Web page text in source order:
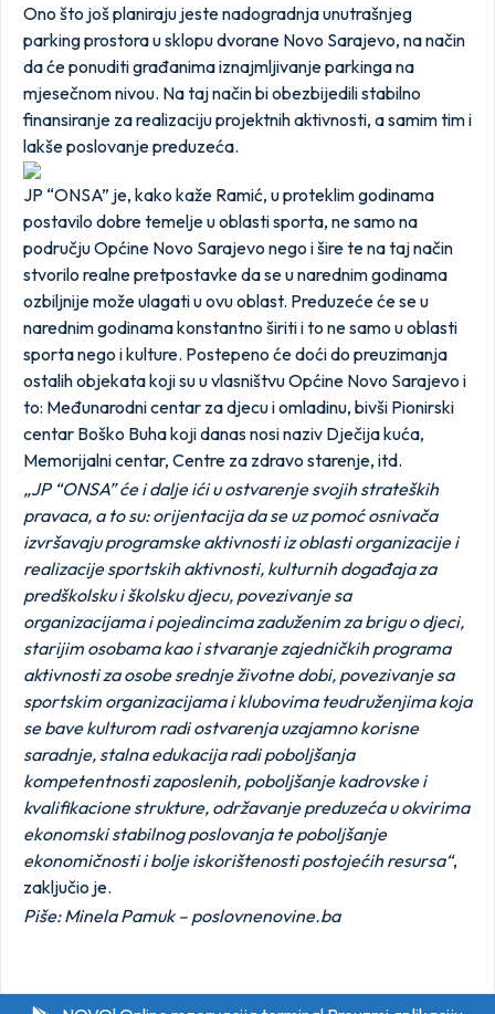
Ono što još planiraju jeste nadogradnja unutrašnjeg
parking prostora u sklopu dvorane Novo Sarajevo, na način
da će ponuditi građanima iznajmljivanje parkinga na
mjesečnom nivou. Na taj način bi obezbijedili stabilno
finansiranje za realizaciju projektnih aktivnosti, a samim tim i
lakše poslovanje preduzeća.
JP “ONSA” je, kako kaže Ramić, u proteklim godinama
postavilo dobre temelje u oblasti sporta, ne samo na
području Općine Novo Sarajevo nego i šire te na taj način
stvorilo realne pretpostavke da se u narednim godinama
ozbiljnije može ulagati u ovu oblast. Preduzeće će se u
narednim godinama konstantno širiti i to ne samo u oblasti
sporta nego i kulture. Postepeno će doći do preuzimanja
ostalih objekata koji su u vlasništvu Općine Novo Sarajevo i
to: Međunarodni centar za djecu i omladinu, bivši Pionirski
centar Boško Buha koji danas nosi naziv Dječija kuća,
Memorijalni centar, Centre za zdravo starenje, itd.
„JP “ONSA” će i dalje ići u ostvarenje svojih strateških
pravaca, a to su: orijentacija da se uz pomoć osnivača
izvršavaju programske aktivnosti iz oblasti organizacije i
realizacije sportskih aktivnosti, kulturnih događaja za
predškolsku i školsku djecu, povezivanje sa
organizacijama i pojedincima zaduženim za brigu o djeci,
starijim osobama kao i stvaranje zajedničkih programa
aktivnosti za osobe srednje životne dobi, povezivanje sa
sportskim organizacijama i klubovima teudruženjima koja
se bave kulturom radi ostvarenja uzajamno korisne
saradnje, stalna edukacija radi poboljšanja
kompetentnosti zaposlenih, poboljšanje kadrovske i
kvalifikacione strukture, održavanje preduzeća u okvirima
ekonomski stabilnog poslovanja te poboljšanje
ekonomičnosti i bolje iskorištenosti postojećih resursa“,
zaključio je.
Piše: Minela Pamuk – poslovnenovine.ba